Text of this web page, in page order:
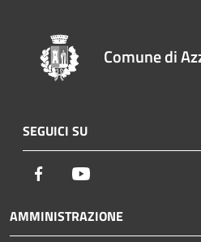
Comune di
SEGUICI SU
Facebook
AMMINISTRAZIONE